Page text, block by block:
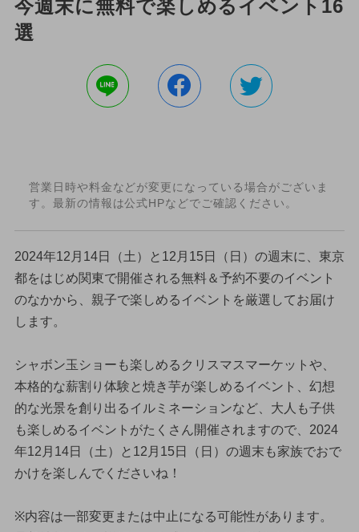
今週末に無料で楽しめるイベント16
選
営業日時や料金などが変更になっている場合がございま
す。最新の情報は公式HPなどでご確認ください。
2024年12月14日（土）と12月15日（日）の週末に、東京
都をはじめ関東で開催される無料＆予約不要のイベント
のなかから、親子で楽しめるイベントを厳選してお届け
します。
シャボン玉ショーも楽しめるクリスマスマーケットや、
本格的な薪割り体験と焼き芋が楽しめるイベント、幻想
的な光景を創り出るイルミネーションなど、大人も子供
も楽しめるイベントがたくさん開催されますので、2024
年12月14日（土）と12月15日（日）の週末も家族でおで
かけを楽しんでくださいね！
※内容は一部変更または中止になる可能性があります。